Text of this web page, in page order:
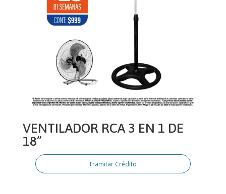
VENTILADOR RCA 3 EN 1 DE
18”
Tramitar Crédito